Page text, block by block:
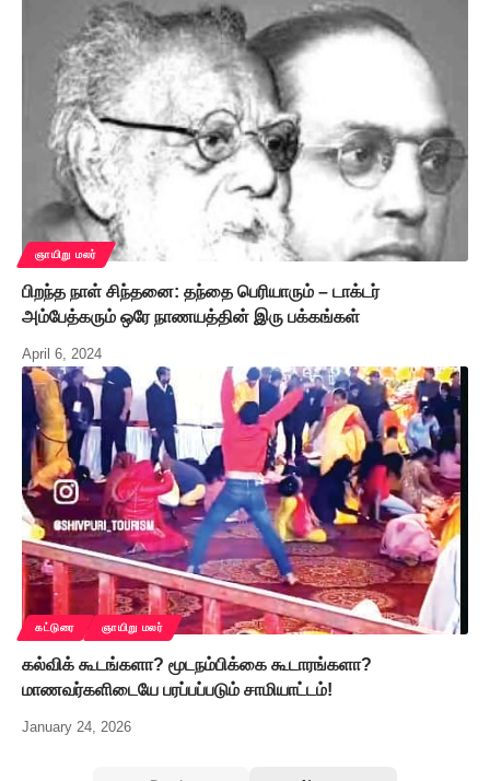
ஞாயிறு மலர்
பிறந்த நாள் சிந்தனை: தந்தை பெரியாரும் – டாக்டர்
அம்பேத்கரும் ஒரே நாணயத்தின் இரு பக்கங்கள்
April 6, 2024
கட்டுரை ஞாயிறு மலர்
கல்விக் கூடங்களா? மூடநம்பிக்கை கூடாரங்களா?
மாணவர்களிடையே பரப்பப்படும் சாமியாட்டம்!
January 24, 2026